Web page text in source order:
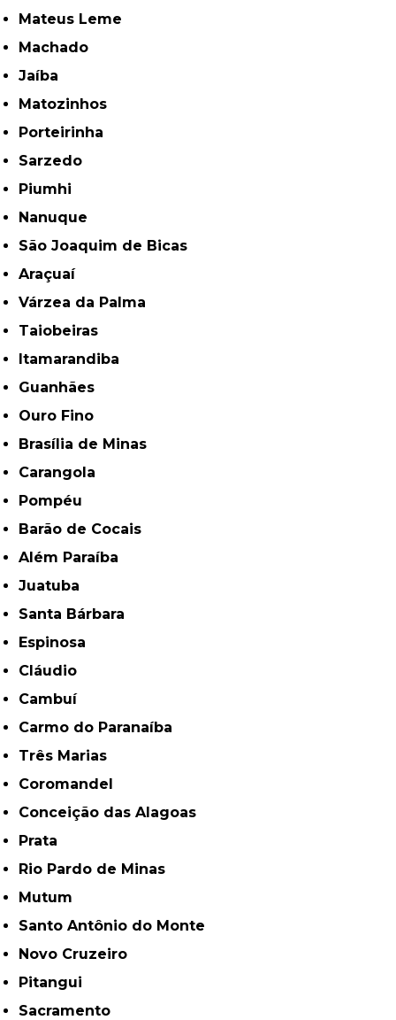
Mateus Leme
Machado
Jaíba
Matozinhos
Porteirinha
Sarzedo
Piumhi
Nanuque
São Joaquim de Bicas
Araçuaí
Várzea da Palma
Taiobeiras
Itamarandiba
Guanhães
Ouro Fino
Brasília de Minas
Carangola
Pompéu
Barão de Cocais
Além Paraíba
Juatuba
Santa Bárbara
Espinosa
Cláudio
Cambuí
Carmo do Paranaíba
Três Marias
Coromandel
Conceição das Alagoas
Prata
Rio Pardo de Minas
Mutum
Santo Antônio do Monte
Novo Cruzeiro
Pitangui
Sacramento